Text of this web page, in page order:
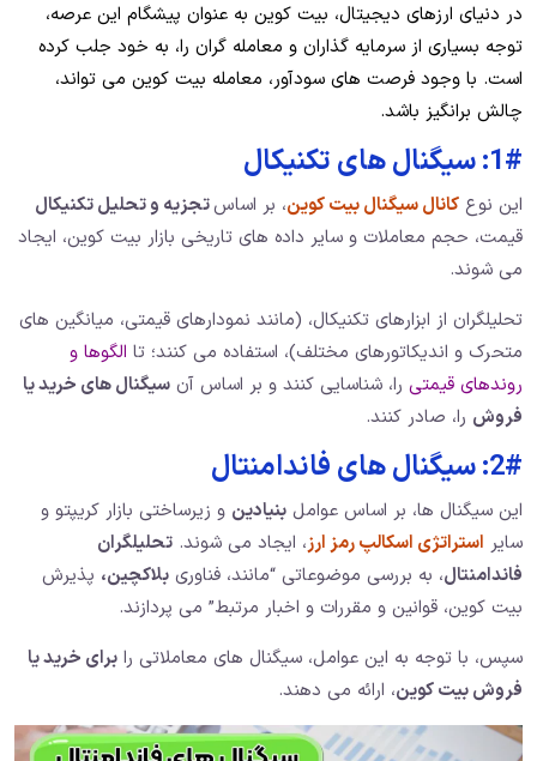
در دنیای ارزهای دیجیتال، بیت کوین به عنوان پیشگام این عرصه،
توجه بسیاری از سرمایه گذاران و معامله گران را، به خود جلب کرده
است. با وجود فرصت های سودآور، معامله بیت کوین می تواند،
چالش برانگیز باشد.
1#: سیگنال های تکنیکال
این نوع کانال سیگنال بیت کوین، بر اساستجزیه و تحلیل تکنیکال
قیمت، حجم معاملات و سایر داده های تاریخی بازار بیت کوین، ایجاد
می شوند.
تحلیلگران از ابزارهای تکنیکال، (مانند نمودارهای قیمتی، میانگین های
متحرک و اندیکاتورهای مختلف)، استفاده می کنند؛ تا الگوها و
روندهای قیمتی را، شناسایی کنند و بر اساس آن سیگنال های خرید یا
فروش را، صادر کنند.
2#: سیگنال های فاندامنتال
این سیگنال ها، بر اساس عوامل بنیادین و زیرساختی بازار کریپتو و
سایر استراتژی اسکالپ رمز ارز، ایجاد می شوند. تحلیلگران
فاندامنتال، به بررسی موضوعاتی “مانند، فناوری بلاکچین، پذیرش
بیت کوین، قوانین و مقررات و اخبار مرتبط” می پردازند.
سپس، با توجه به این عوامل، سیگنال های معاملاتی را برای خرید یا
فروش بیت کوین، ارائه می دهند.